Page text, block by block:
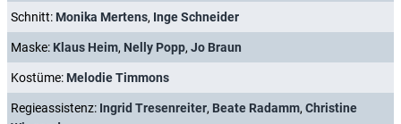
Schnitt: Monika Mertens, Inge Schneider
Maske: Klaus Heim, Nelly Popp, Jo Braun
Kostüme: Melodie Timmons
Regieassistenz: Ingrid Tresenreiter, Beate Radamm, Christine